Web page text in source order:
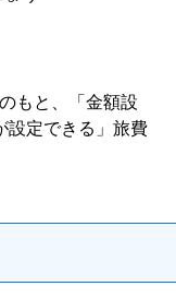
もと、「金額設
設定できる」旅費